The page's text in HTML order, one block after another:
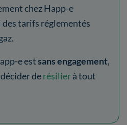
chez Happ-e
tarifs réglementés
e estsans engagement,
derésilierà tout